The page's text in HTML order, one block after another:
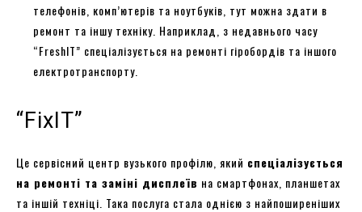
телефонів, комп’ютерів та ноутбуків, тут можна здати в
ремонт та іншу техніку. Наприклад, з недавнього часу
“FreshIT” спеціалізується на ремонті гіробордів та іншого
електротранспорту.
“FixIT”
Це сервісний центр вузького профілю, який спеціалізується
на ремонті та заміні дисплеїв на смартфонах, планшетах
та іншій техніці. Така послуга стала однією з найпоширеніших